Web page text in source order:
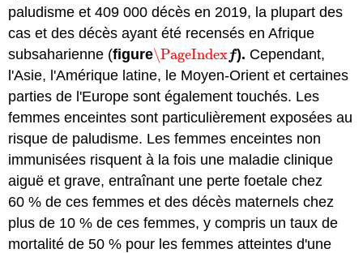
paludisme et 409 000 décès en 2019, la plupart des
cas et des décès ayant été recensés en Afrique
subsaharienne (figure\PageIndexf
\PageIndexf ). Cependant,
l'Asie, l'Amérique latine, le Moyen-Orient et certaines
parties de l'Europe sont également touchés. Les
femmes enceintes sont particulièrement exposées au
risque de paludisme. Les femmes enceintes non
immunisées risquent à la fois une maladie clinique
aiguë et grave, entraînant une perte foetale chez
60 % de ces femmes et des décès maternels chez
plus de 10 % de ces femmes, y compris un taux de
mortalité de 50 % pour les femmes atteintes d'une